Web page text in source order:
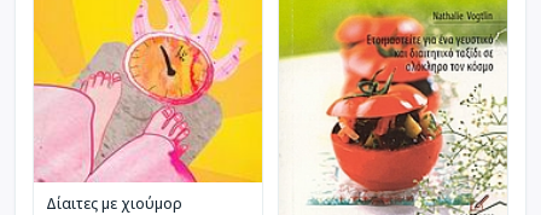
Δίαιτες με χιούμορ